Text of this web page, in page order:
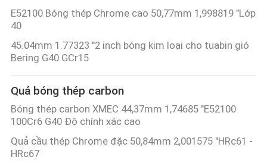
E52100 Bóng thép Chrome cao 50,77mm 1,998819 "Lớp
40
45.04mm 1.77323 "2 inch bóng kim loại cho tuabin gió
Bering G40 GCr15
Quả bóng thép carbon
Bóng thép carbon XMEC 44,37mm 1,74685 "E52100
100Cr6 G40 Độ chính xác cao
Quả cầu thép Chrome đặc 50,84mm 2,001575 "HRc61 -
HRc67